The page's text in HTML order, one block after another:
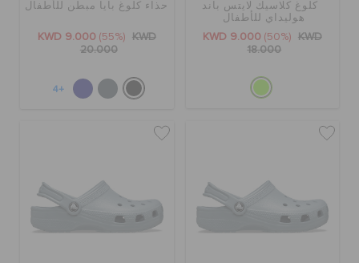
الطلبيات المرتجعة
كلوغ كلاسيك لايتس باند
هوليداي للأطفال
KWD 9.000 (50%)
KWD
18.000
حذاء كلوغ بايا مبطن للأطفال
KWD 9.000 (55%)
KWD
20.000
+4